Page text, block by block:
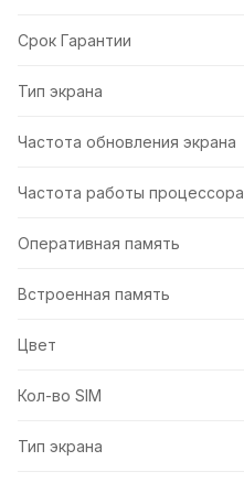
Срок Гарантии
Тип экрана
Частота обновления экрана
Частота работы процессора
Оперативная память
Встроенная память
Цвет
Кол-во SIM
Тип экрана